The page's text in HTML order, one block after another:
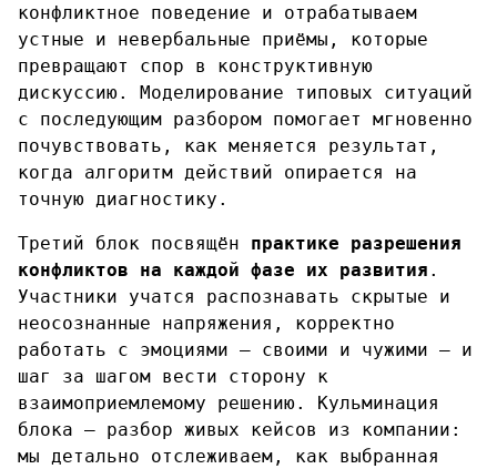
конфликтное поведение и отрабатываем
устные и невербальные приёмы, которые
превращают спор в конструктивную
дискуссию. Моделирование типовых ситуаций
с последующим разбором помогает мгновенно
почувствовать, как меняется результат,
когда алгоритм действий опирается на
точную диагностику.
Третий блок посвящён практике разрешения
конфликтов на каждой фазе их развития .
Участники учатся распознавать скрытые и
неосознанные напряжения, корректно
работать с эмоциями — своими и чужими — и
шаг за шагом вести сторону к
взаимоприемлемому решению. Кульминация
блока — разбор живых кейсов из компании:
мы детально отслеживаем, как выбранная